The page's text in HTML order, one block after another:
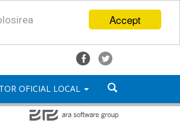
Accept
OFICIAL LOCAL